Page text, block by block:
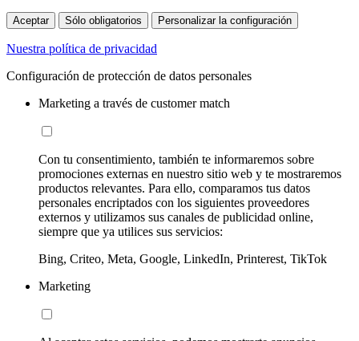
Aceptar Sólo obligatorios Personalizar la configuración
Nuestra política de privacidad
Configuración de protección de datos personales
Marketing a través de customer match
Con tu consentimiento, también te informaremos sobre
promociones externas en nuestro sitio web y te mostraremos
productos relevantes. Para ello, comparamos tus datos
personales encriptados con los siguientes proveedores
externos y utilizamos sus canales de publicidad online,
siempre que ya utilices sus servicios:
Bing, Criteo, Meta, Google, LinkedIn, Printerest, TikTok
Marketing